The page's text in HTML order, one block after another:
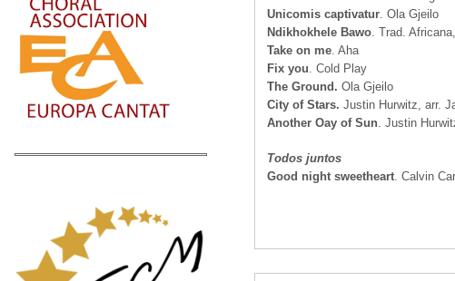
Unicomis captivatur. Ola Gjeilo
Ndikhokhele Bawo. Trad.
Take on me. Aha
Fix you . Cold Play
The Ground. Ola Gjeilo
City of Stars. Justin Hurwitz, arr.
Another Oay of Sun. Justin
Todos juntos
Good night sweetheart. Calvin